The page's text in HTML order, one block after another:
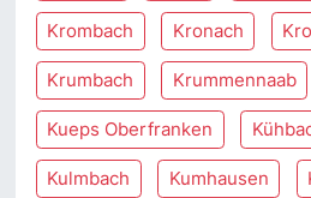
Krombach Kronach
Krumbach Krummennaab
Kueps Oberfranken
Kulmbach Kumhausen